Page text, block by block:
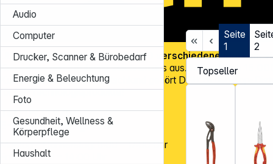
Audio
Computer
Drucker, Scanner & Bürobedarf
Energie & Beleuchtung
Foto
Gesundheit, Wellness &
Körperpflege
Haushalt
Seite
1
2
Über45.000 Artikelund über600 verschiedene Marken,
Know-how und Erfahrung zeichnen uns aus. Mit mehr als
Kundenadressenin Deutschland gehört DGH zu den Top-
für CE-Technologieprodukte!
Tel.: 0931 9708 - 444
E-Mail:info@dgh.de
Montag – Donnerstag: 8:00 – 17:00 Uhr
Freitag: 8:00 – 14:00 Uhr